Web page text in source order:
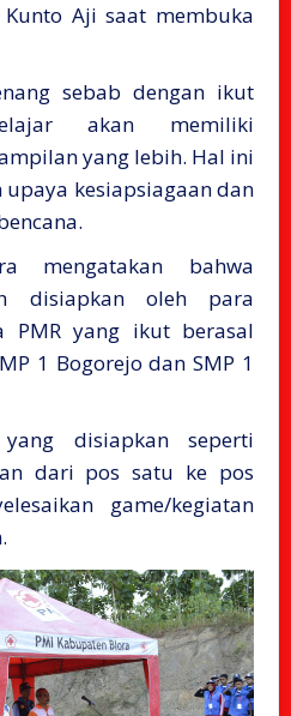
Aji saat membuka
sebab dengan ikut
akan memiliki
yang lebih. Hal ini
kesiapsiagaan dan
mengatakan bahwa
disiapkan oleh para
PMR yang ikut berasal
1 Bogorejo dan SMP 1
disiapkan seperti
dari pos satu ke pos
game/kegiatan